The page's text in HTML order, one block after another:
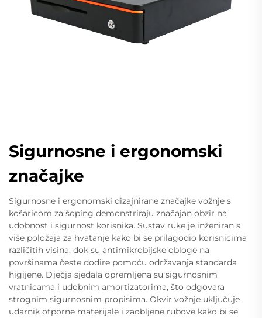
Sigurnosne i ergonomski
značajke
Sigurnosne i ergonomski dizajnirane značajke vožnje s
košaricom za šoping demonstriraju značajan obzir na
udobnost i sigurnost korisnika. Sustav ruke je inženiran s
više položaja za hvatanje kako bi se prilagodio korisnicima
različitih visina, dok su antimikrobijske obloge na
površinama česte dodire pomoću održavanja standarda
higijene. Dječja sjedala opremljena su sigurnosnim
vratnicama i udobnim amortizatorima, što odgovara
strognim sigurnosnim propisima. Okvir vožnje uključuje
udarnik otporne materijale i zaobljene rubove kako bi se